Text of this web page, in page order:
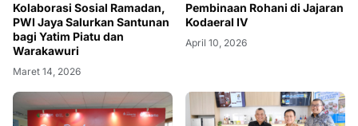
Kolaborasi Sosial Ramadan,
PWI Jaya Salurkan Santunan
bagi Yatim Piatu dan
Warakawuri
Maret 14, 2026
Pembinaan Rohani di Jajaran
Kodaeral IV
April 10, 2026